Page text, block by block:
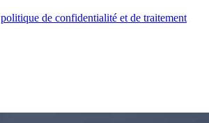
politique de confidentialité et de traitement